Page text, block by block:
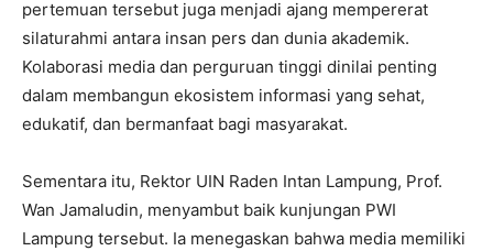
pertemuan tersebut juga menjadi ajang mempererat
silaturahmi antara insan pers dan dunia akademik.
Kolaborasi media dan perguruan tinggi dinilai penting
dalam membangun ekosistem informasi yang sehat,
edukatif, dan bermanfaat bagi masyarakat.
Sementara itu, Rektor UIN Raden Intan Lampung, Prof.
Wan Jamaludin, menyambut baik kunjungan PWI
Lampung tersebut. Ia menegaskan bahwa media memiliki